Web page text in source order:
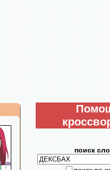
поиск